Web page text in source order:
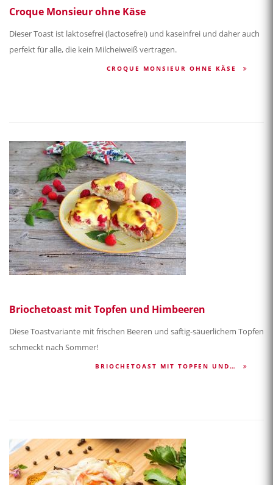
Croque Monsieur ohne Käse
Dieser Toast ist laktosefrei (lactosefrei) und kaseinfrei und daher auch
perfekt für alle, die kein Milcheiweiß vertragen.
CROQUE MONSIEUR OHNE KÄSE
Briochetoast mit Topfen und Himbeeren
Diese Toastvariante mit frischen Beeren und saftig-säuerlichem Topfen
schmeckt nach Sommer!
BRIOCHETOAST MIT TOPFEN UND…